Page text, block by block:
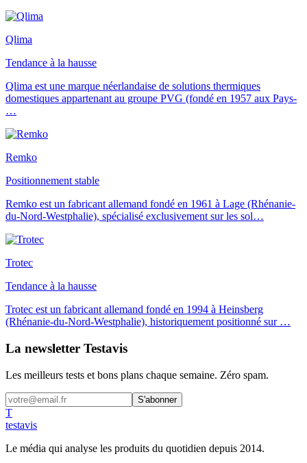
Qlima
Tendance à la hausse
Qlima est une marque néerlandaise de solutions thermiques
domestiques appartenant au groupe PVG (fondé en 1957 aux Pays-
…
Remko
Positionnement stable
Remko est un fabricant allemand fondé en 1961 à Lage (Rhénanie-
du-Nord-Westphalie), spécialisé exclusivement sur les sol…
Trotec
Tendance à la hausse
Trotec est un fabricant allemand fondé en 1994 à Heinsberg
(Rhénanie-du-Nord-Westphalie), historiquement positionné sur …
La newsletter Testavis
Les meilleurs tests et bons plans chaque semaine. Zéro spam.
S'abonner
T
testavis
Le média qui analyse les produits du quotidien depuis 2014.